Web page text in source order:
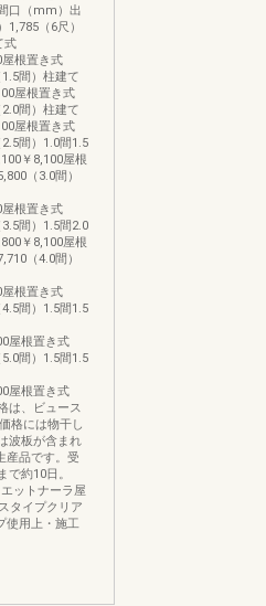
口（mm）出
（6尺）
式
屋根置き式
間）柱建て
屋根置き式
間）柱建て
屋根置き式
間）1.0間1.5
￥8,100屋根
（3.0間）
屋根置き式
間）1.5間2.0
￥8,100屋根
（4.0間）
屋根置き式
間）1.5間1.5
屋根置き式
間）1.5間1.5
屋根置き式
は、ビュース
格には物干し
波板が含まれ
産品です。受
約10日。
ットナーラ屋
タイプクリア
使用上・施工